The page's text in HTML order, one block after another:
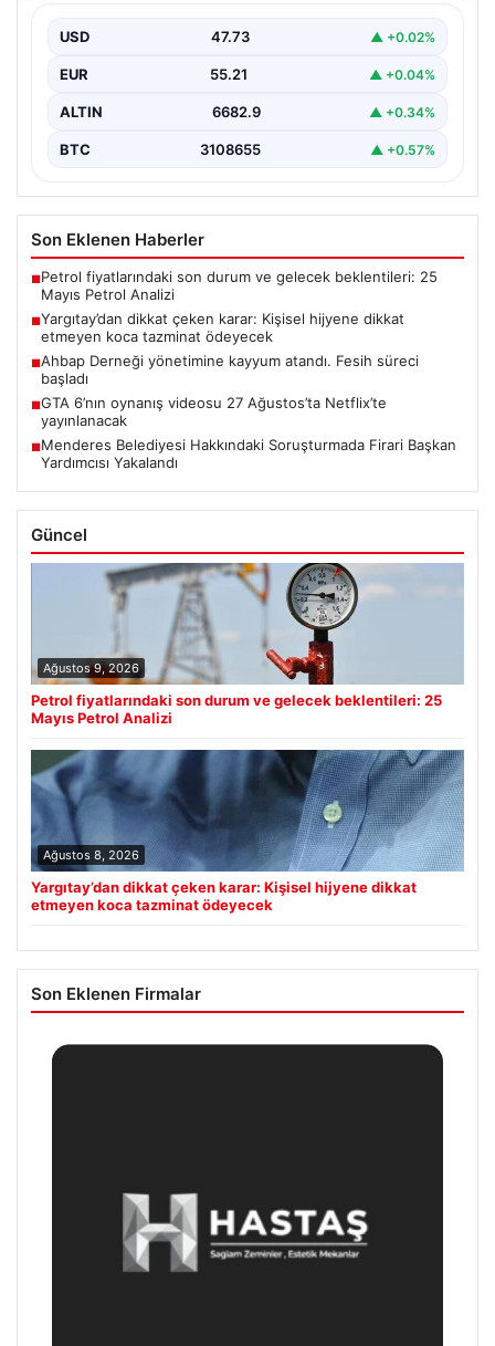
Yargıtay 2. Hukuk Dairesi, emsal teşkil edebilecek bir
USD 47.73 ▲ +0.02%
EUR 55.21 ▲ +0.04%
ALTIN 6682.9 ▲ +0.34%
BTC 3108655 ▲ +0.57%
Son Eklenen Haberler
■Petrol fiyatlarındaki son durum ve gelecek beklentileri: 25
Mayıs Petrol Analizi
■Yargıtay’dan dikkat çeken karar: Kişisel hijyene dikkat
etmeyen koca tazminat ödeyecek
■Ahbap Derneği yönetimine kayyum atandı. Fesih süreci
başladı
■GTA 6’nın oynanış videosu 27 Ağustos’ta Netflix’te
yayınlanacak
■Menderes Belediyesi Hakkındaki Soruşturmada Firari Başkan
Yardımcısı Yakalandı
Güncel
Ağustos 9, 2026
Petrol fiyatlarındaki son durum ve gelecek beklentileri: 25
Mayıs Petrol Analizi
Ağustos 8, 2026
Yargıtay’dan dikkat çeken karar: Kişisel hijyene dikkat
etmeyen koca tazminat ödeyecek
Son Eklenen Firmalar